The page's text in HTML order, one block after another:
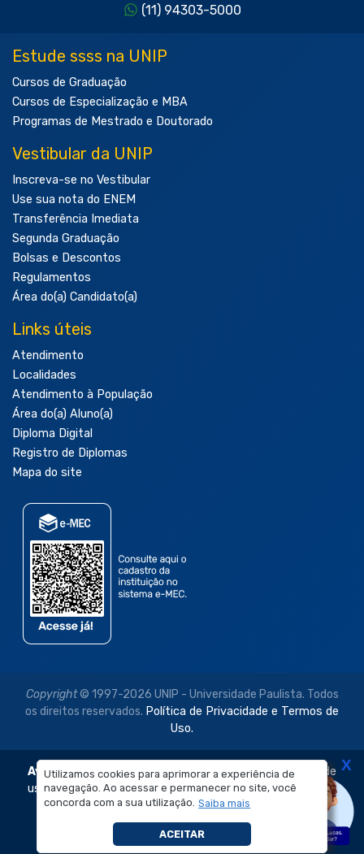
Utilizamos cookies para aprimorar a experiência de
navegação. Ao acessar e permanecer no site, você
concorda com a sua utilização. Saiba mais
ACEITAR
(11) 94303-5000
Estude ssss na UNIP
Cursos de Graduação
Cursos de Especialização e MBA
Programas de Mestrado e Doutorado
Vestibular da UNIP
Inscreva-se no Vestibular
Use sua nota do ENEM
Transferência Imediata
Segunda Graduação
Bolsas e Descontos
Regulamentos
Área do(a) Candidato(a)
Links úteis
Atendimento
Localidades
Atendimento à População
Área do(a) Aluno(a)
Diploma Digital
Registro de Diplomas
Mapa do site
Copyright© 1997-2026 UNIP - Universidade Paulista. Todos
os direitos reservados. Política de Privacidade e Termos de
Uso.
Aviso Legal: As imagens disponibilizadas neste site são de
uso exclusivo institucional do Sistema de Ensino Objetivo e
da Universidade Paulista – UNIP.
É proibida a reprodução, utilização, edição ou
compartilhamento sem autorização prévia e expressa.
X